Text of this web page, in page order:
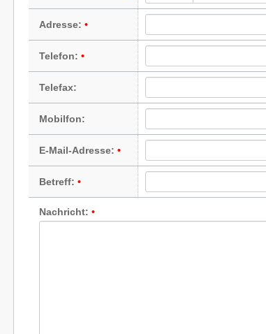
Adresse:
Telefon:
Telefax:
Mobilfon:
E-Mail-Adresse:
Betreff:
Nachricht: